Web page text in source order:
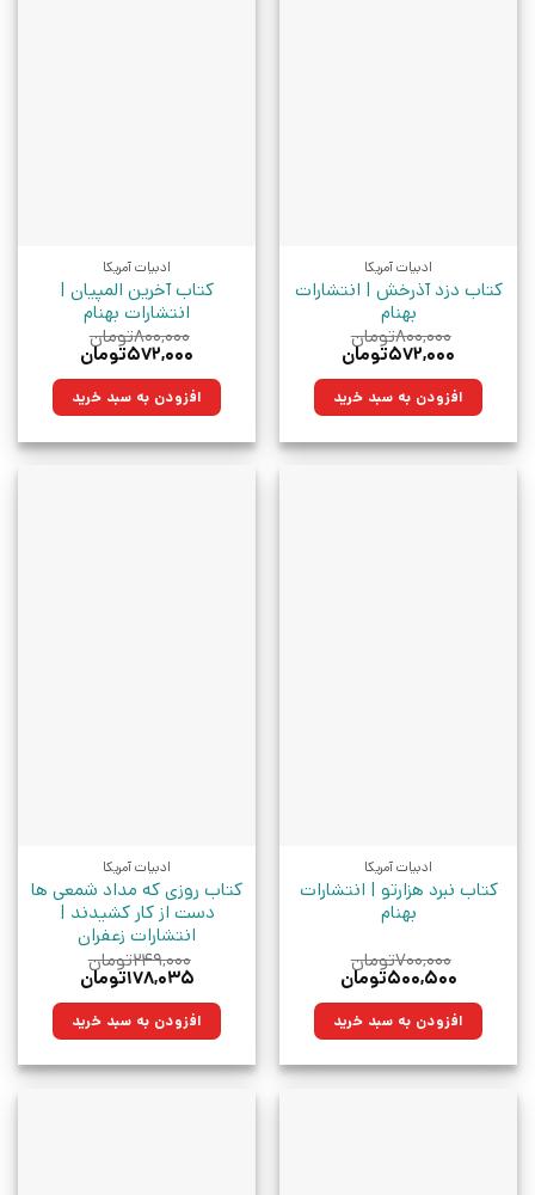
ادبیات آمریکا
کتاب دزد آذرخش | انتشارات
بهنام
۸۰۰,۰۰۰تومان
قیمت
۸۰۰,۰۰۰تومان
بود.
۵۷۲,۰۰۰تومان
۵۷۲,۰۰۰تومان.افزودن به سبد خرید
ادبیات آمریکا
کتاب آخرین المپیان |
انتشارات بهنام
۸۰۰,۰۰۰تومان
قیمت
۸۰۰,۰۰۰تومان
بود.
۵۷۲,۰۰۰تومان
۵۷۲,۰۰۰تومان.افزودن به سبد خرید
ادبیات آمریکا
کتاب نبرد هزارتو | انتشارات
بهنام
۷۰۰,۰۰۰تومان
قیمت
۷۰۰,۰۰۰تومان
بود.
۵۰۰,۵۰۰تومان
۵۰۰,۵۰۰تومان.افزودن به سبد خرید
ادبیات آمریکا
کتاب روزی که مداد شمعی ها
دست از کار کشیدند |
انتشارات زعفران
۲۴۹,۰۰۰تومان
قیمت
۲۴۹,۰۰۰تومان
بود.
۱۷۸,۰۳۵تومان
۱۷۸,۰۳۵تومان.افزودن به سبد خرید